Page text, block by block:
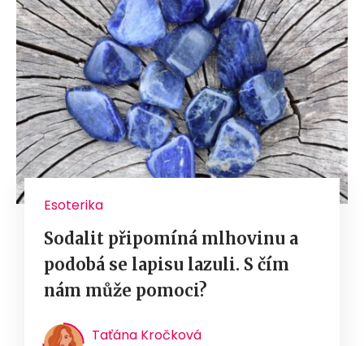
Esoterika
Sodalit připomíná mlhovinu a
podobá se lapisu lazuli. S čím
nám může pomoci?
Taťána Kročková